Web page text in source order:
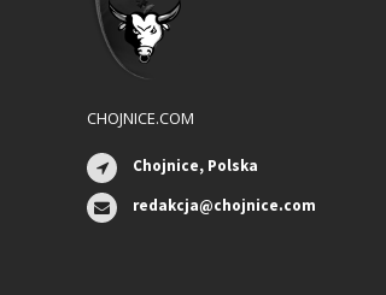
CHOJNICE.COM
Chojnice, Polska
redakcja@chojnice.com